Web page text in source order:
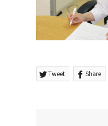
Tweet Share